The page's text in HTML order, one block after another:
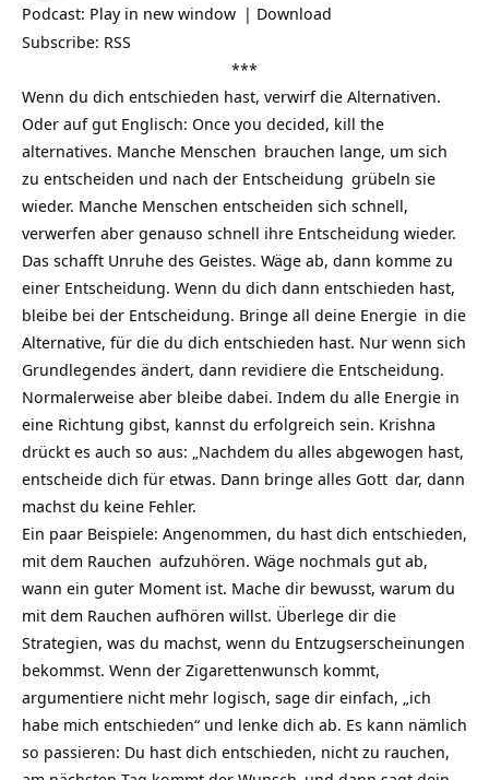
Podcast: Play in new window | Download
Subscribe: RSS
***
Wenn du dich entschieden hast, verwirf die Alternativen.
Oder auf gut Englisch: Once you decided, kill the
alternatives. Manche Menschen brauchen lange, um sich
zu entscheiden und nach der Entscheidung grübeln sie
wieder. Manche Menschen entscheiden sich schnell,
verwerfen aber genauso schnell ihre Entscheidung wieder.
Das schafft Unruhe des Geistes. Wäge ab, dann komme zu
einer Entscheidung. Wenn du dich dann entschieden hast,
bleibe bei der Entscheidung. Bringe all deine Energie in die
Alternative, für die du dich entschieden hast. Nur wenn sich
Grundlegendes ändert, dann revidiere die Entscheidung.
Normalerweise aber bleibe dabei. Indem du alle Energie in
eine Richtung gibst, kannst du erfolgreich sein. Krishna
drückt es auch so aus: „Nachdem du alles abgewogen hast,
entscheide dich für etwas. Dann bringe alles Gott dar, dann
machst du keine Fehler.
Ein paar Beispiele: Angenommen, du hast dich entschieden,
mit dem Rauchen aufzuhören. Wäge nochmals gut ab,
wann ein guter Moment ist. Mache dir bewusst, warum du
mit dem Rauchen aufhören willst. Überlege dir die
Strategien, was du machst, wenn du Entzugserscheinungen
bekommst. Wenn der Zigarettenwunsch kommt,
argumentiere nicht mehr logisch, sage dir einfach, „ich
habe mich entschieden“ und lenke dich ab. Es kann nämlich
so passieren: Du hast dich entschieden, nicht zu rauchen,